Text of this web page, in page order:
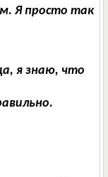
Я просто так
я знаю, что